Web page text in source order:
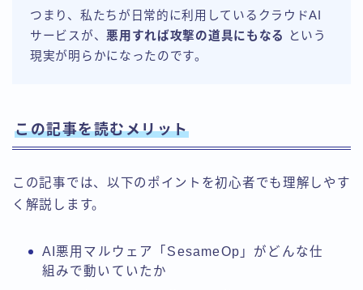
つまり、私たちが日常的に利用しているクラウドAI
サービスが、悪用すれば攻撃の道具にもなる
という
現実が明らかになったのです。
この記事を読むメリット
この記事では、以下のポイントを初心者でも理解しやす
く解説します。
AI悪用マルウェア「SesameOp」がどんな仕
組みで動いていたか